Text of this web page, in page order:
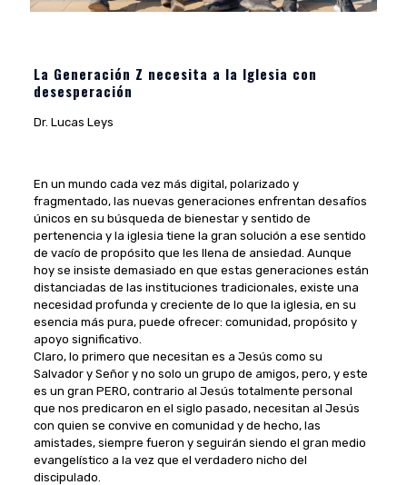
La Generación Z necesita a la Iglesia con
desesperación
Dr. Lucas Leys
En un mundo cada vez más digital, polarizado y
fragmentado, las nuevas generaciones enfrentan desafíos
únicos en su búsqueda de bienestar y sentido de
pertenencia y la iglesia tiene la gran solución a ese sentido
de vacío de propósito que les llena de ansiedad. Aunque
hoy se insiste demasiado en que estas generaciones están
distanciadas de las instituciones tradicionales, existe una
necesidad profunda y creciente de lo que la iglesia, en su
esencia más pura, puede ofrecer: comunidad, propósito y
apoyo significativo.
Claro, lo primero que necesitan es a Jesús como su
Salvador y Señor y no solo un grupo de amigos, pero, y este
es un gran PERO, contrario al Jesús totalmente personal
que nos predicaron en el siglo pasado, necesitan al Jesús
con quien se convive en comunidad y de hecho, las
amistades, siempre fueron y seguirán siendo el gran medio
evangelístico a la vez que el verdadero nicho del
discipulado.